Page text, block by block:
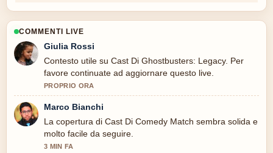
COMMENTI LIVE
Giulia Rossi
Contesto utile su Cast Di Ghostbusters: Legacy. Per
favore continuate ad aggiornare questo live.
PROPRIO ORA
Marco Bianchi
La copertura di Cast Di Comedy Match sembra solida e
molto facile da seguire.
3 MIN FA